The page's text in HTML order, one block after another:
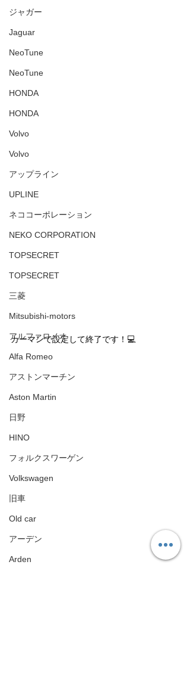
ジャガー
Jaguar
NeoTune
NeoTune
HONDA
HONDA
Volvo
Volvo
アップライン
UPLINE
ネココーポレーション
NEKO CORPORATION
TOPSECRET
TOPSECRET
三菱
Mitsubishi-motors
アルファロメオ
Alfa Romeo
アストンマーチン
Aston Martin
日野
HINO
フォルクスワーゲン
Volkswagen
旧車
Old car
アーデン
Arden
カーマンで設定して終了です！💻